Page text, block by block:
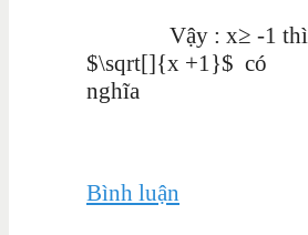
Vậy : x≥ -1 thì
$\sqrt[]{x +1}$ có
nghĩa
Bình luận